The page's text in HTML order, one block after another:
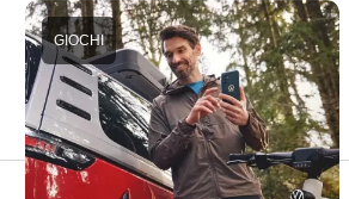
GIOCHI